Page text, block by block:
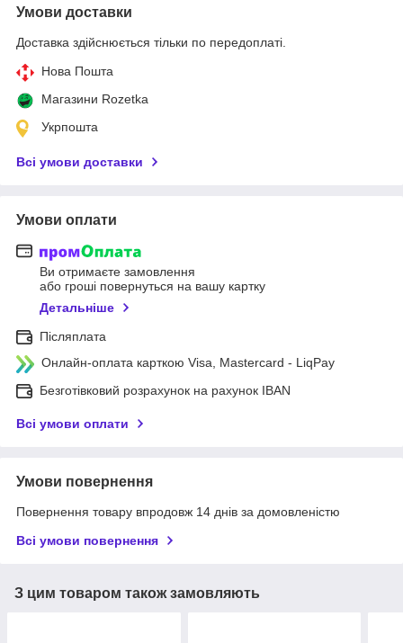
Умови доставки
Доставка здійснюється тільки по передоплаті.
Нова Пошта
Магазини Rozetka
Укрпошта
Всі умови доставки
Умови оплати
Ви отримаєте замовлення
або гроші повернуться на вашу картку
Детальніше
Післяплата
Онлайн-оплата карткою Visa, Mastercard - LiqPay
Безготівковий розрахунок на рахунок IBAN
Всі умови оплати
Умови повернення
Повернення товару впродовж 14 днів за домовленістю
Всі умови повернення
З цим товаром також замовляють